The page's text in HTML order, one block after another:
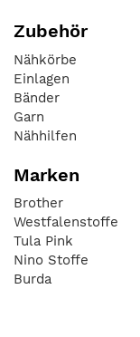
Zubehör
Nähkörbe
Einlagen
Bänder
Garn
Nähhilfen
Marken
Brother
Westfalenstoffe
Tula Pink
Nino Stoffe
Burda